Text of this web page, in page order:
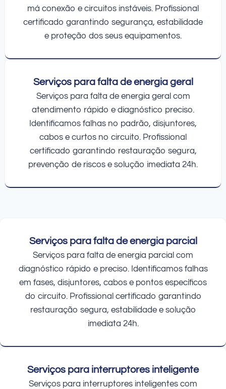
má conexão e circuitos instáveis. Profissional
certificado garantindo segurança, estabilidade
e proteção dos seus equipamentos.
Serviços para falta de energia geral
Serviços para falta de energia geral com
atendimento rápido e diagnóstico preciso.
Identificamos falhas no padrão, disjuntores,
cabos e curtos no circuito. Profissional
certificado garantindo restauração segura,
prevenção de riscos e solução imediata 24h.
Serviços para falta de energia parcial
Serviços para falta de energia parcial com
diagnóstico rápido e preciso. Identificamos falhas
em fases, disjuntores, cabos e pontos específicos
do circuito. Profissional certificado garantindo
restauração segura, estabilidade e solução
imediata 24h.
Serviços para interruptores inteligente
Serviços para interruptores inteligentes com